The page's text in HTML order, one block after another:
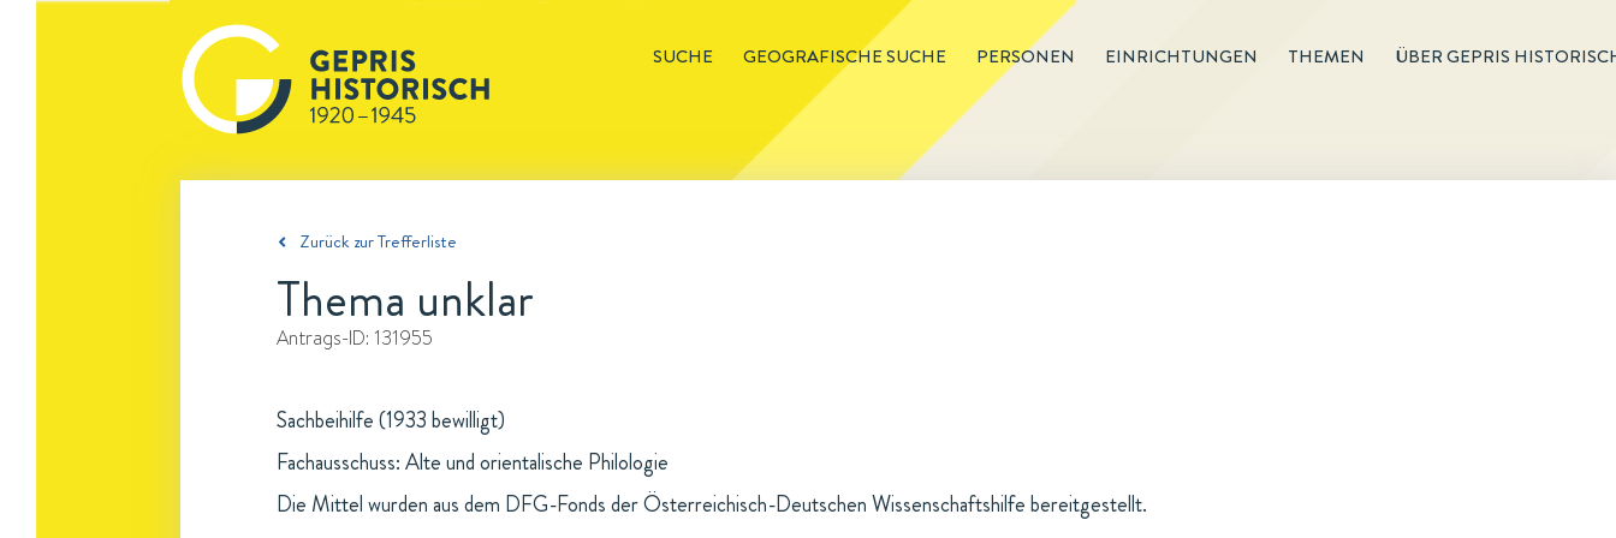
SUCHE GEOGRAFISCHE SUCHE PERSONEN EINRICHTUNGEN THEMEN ÜBER GEPRIS
Zurück zur Trefferliste
Thema unklar
Antrags-ID: 131955
Sachbeihilfe (1933 bewilligt)
Fachausschuss: Alte und orientalische Philologie
Die Mittel wurden aus dem DFG-Fonds der Österreichisch-Deutschen Wissenschaftshilfe bereitgestellt.